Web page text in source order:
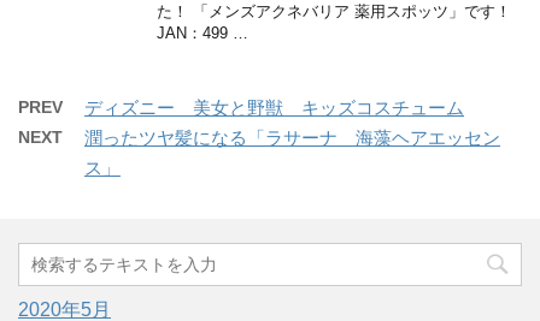
た！ 「メンズアクネバリア 薬用スポッツ」です！
JAN：499 …
PREV ディズニー 美女と野獣 キッズコスチューム
NEXT
潤ったツヤ髪になる「ラサーナ 海藻ヘアエッセン
ス」
2020年5月